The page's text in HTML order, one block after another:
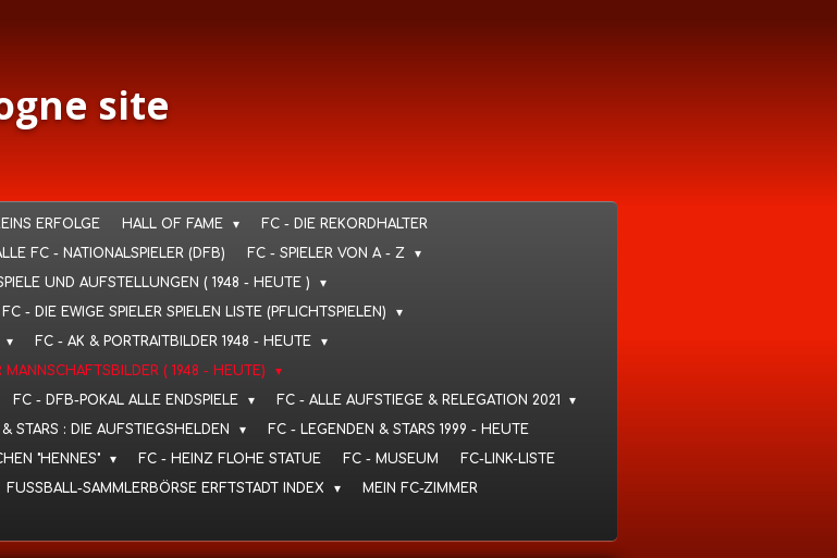
site
ERFOLGE HALL OF FAME
FC - DIE REKORDHALTER
FC - NATIONALSPIELER (DFB)
FC - SPIELER VON A - Z
UND AUFSTELLUNGEN ( 1948 - HEUTE )
FC - DIE EWIGE SPIELER SPIELEN LISTE (PFLICHTSPIELEN)
FC - AK & PORTRAITBILDER 1948 - HEUTE
MANNSCHAFTSBILDER ( 1948 - HEUTE)
FC - DFB-POKAL ALLE ENDSPIELE
FC - ALLE AUFSTIEGE & RELEGATION 2021
STARS : DIE AUFSTIEGSHELDEN
FC - LEGENDEN & STARS 1999 - HEUTE
"HENNES" FC - HEINZ FLOHE STATUE FC - MUSEUM
FC-LINK-LISTE
FUSSBALL-SAMMLERBÖRSE ERFTSTADT INDEX
MEIN FC-ZIMMER